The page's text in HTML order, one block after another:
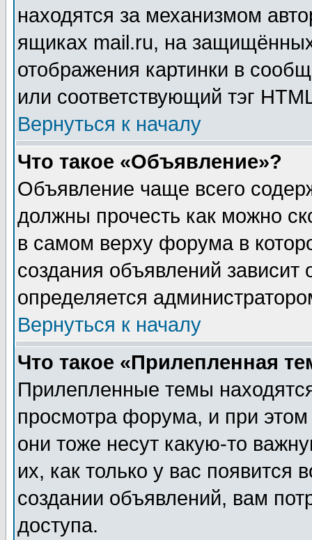
находятся за механизмом
ящиках mail.ru, на
отображения картинки в
или соответствующий тэг
Вернуться к началу
Что такое «Объявление»?
Объявление чаще всего
должны прочесть как можно
в самом верху форума в
создания объявлений зависит
определяется
Вернуться к началу
Что такое «Прилепленная
Прилепленные темы
просмотра форума, и при
они тоже несут какую-то
их, как только у вас появится
создании объявлений, вам
доступа.